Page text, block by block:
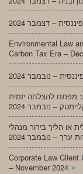
Environmental Law
Carbon Tax Era –
מפתח להצלחה יזמית
או הליך בירור מנהלי
Corporate Law Client
– November 2024 »